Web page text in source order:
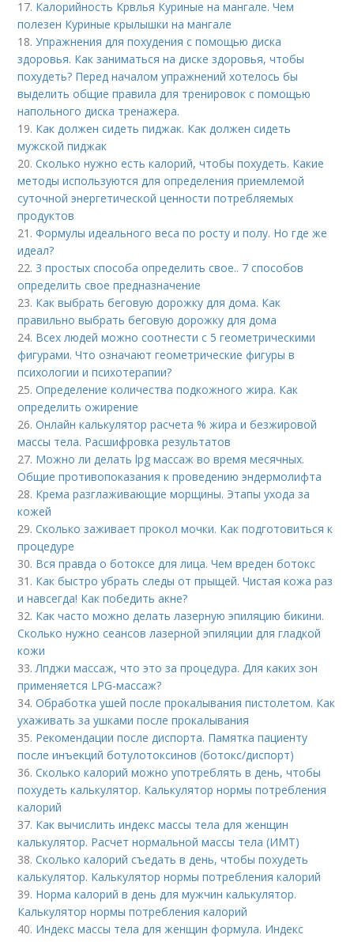
17. Калорийность Крвлья Куриные на мангале. Чем
полезен Куриные крылышки на мангале
18.Упражнения для похудения с помощью диска
здоровья. Как заниматься на диске здоровья, чтобы
похудеть? Перед началом упражнений хотелось бы
выделить общие правила для тренировок с помощью
напольного диска тренажера.
19. Как должен сидеть пиджак. Как должен сидеть
мужской пиджак
20.Сколько нужно есть калорий, чтобы похудеть. Какие
методы используются для определения приемлемой
суточной энергетической ценности потребляемых
продуктов
21.Формулы идеального веса по росту и полу. Но где же
идеал?
22. 3 простых способа определить свое.. 7 способов
определить свое предназначение
23. Как выбрать беговую дорожку для дома. Как
правильно выбрать беговую дорожку для дома
24. Всех людей можно соотнести с 5 геометрическими
фигурами. Что означают геометрические фигуры в
психологии и психотерапии?
25.Определение количества подкожного жира. Как
определить ожирение
26.Онлайн калькулятор расчета % жира и безжировой
массы тела. Расшифровка результатов
27. Можно ли делать lpg массаж во время месячных.
Общие противопоказания к проведению эндермолифта
28. Крема разглаживающие морщины. Этапы ухода за
кожей
29.Сколько заживает прокол мочки. Как подготовиться к
процедуре
30. Вся правда о ботоксе для лица. Чем вреден ботокс
31. Как быстро убрать следы от прыщей. Чистая кожа раз
и навсегда! Как победить акне?
32. Как часто можно делать лазерную эпиляцию бикини.
Сколько нужно сеансов лазерной эпиляции для гладкой
кожи
33. Лпджи массаж, что это за процедура. Для каких зон
применяется LPG-массаж?
34.Обработка ушей после прокалывания пистолетом. Как
ухаживать за ушками после прокалывания
35. Рекомендации после диспорта. Памятка пациенту
после инъекций ботулотоксинов (ботокс/диспорт)
36.Сколько калорий можно употреблять в день, чтобы
похудеть калькулятор. Калькулятор нормы потребления
калорий
37. Как вычислить индекс массы тела для женщин
калькулятор. Расчет нормальной массы тела (ИМТ)
38.Сколько калорий съедать в день, чтобы похудеть
калькулятор. Калькулятор нормы потребления калорий
39. Норма калорий в день для мужчин калькулятор.
Калькулятор нормы потребления калорий
40. Индекс массы тела для женщин формула. Индекс